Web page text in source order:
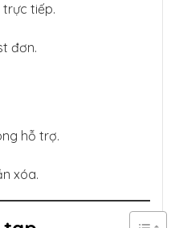
tiếp.
đơn.
hỗ trợ.
xóa.